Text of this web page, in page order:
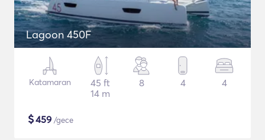
Lagoon 450F
Katamaran
45 ft
14 m
8 4 4
$459 /gece